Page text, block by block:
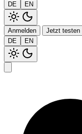
DE EN
Anmelden
Jetzt testen
DE
EN